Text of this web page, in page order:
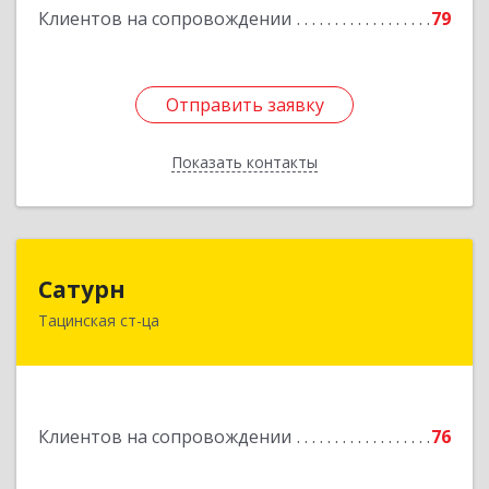
Клиентов на сопровождении 79
Отправить заявку
Показать контакты
Отправить заявку
Назад
Сатурн
Тацинская ст-ца
Клиентов на сопровождении 76
347060, Ростовская область, Тацинский район,